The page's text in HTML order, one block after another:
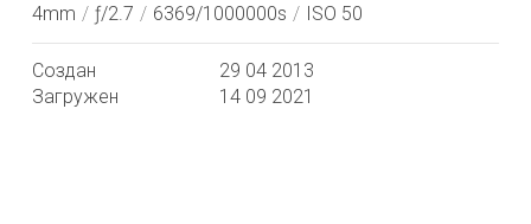
4mm / ƒ/2.7 / 6369/1000000s / ISO 50
Создан
29 04 2013
Загружен
14 09 2021